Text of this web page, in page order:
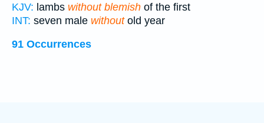
KJV: lambs without blemish of the first
INT: seven male withoutold year
91 Occurrences